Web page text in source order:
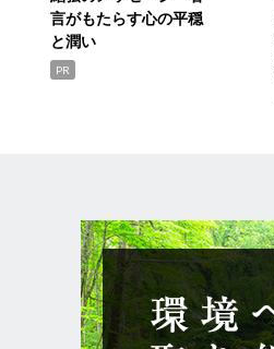
言がもたらす心の平穏
と潤い
PR